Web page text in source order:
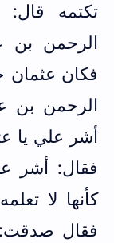
تكتمه
الرحمن بن
فكان عثمان
الرحمن بن
أشر علي يا
فقال: أشر
كأنها لا
فقال صدقت: